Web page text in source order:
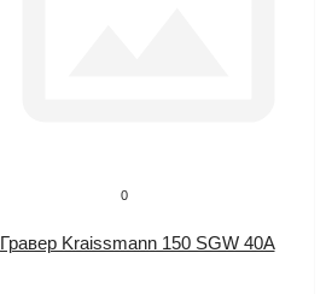
0
Гравер Kraissmann 150 SGW 40A